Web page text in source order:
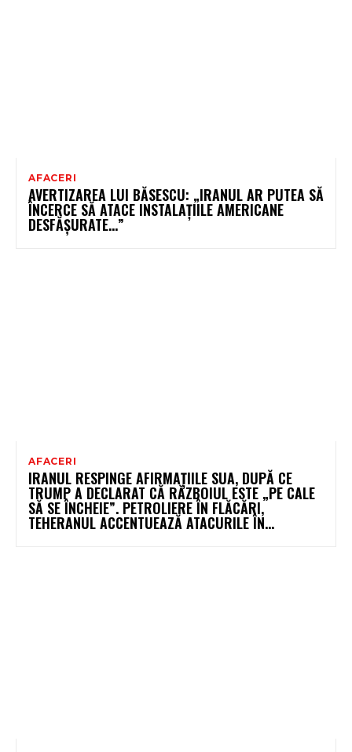
AFACERI
AVERTIZAREA LUI BĂSESCU: „IRANUL AR PUTEA SĂ
ÎNCERCE SĂ ATACE INSTALAȚIILE AMERICANE
DESFĂȘURATE…”
AFACERI
IRANUL RESPINGE AFIRMAȚIILE SUA, DUPĂ CE
TRUMP A DECLARAT CĂ RĂZBOIUL ESTE „PE CALE
SĂ SE ÎNCHEIE”. PETROLIERE ÎN FLĂCĂRI,
TEHERANUL ACCENTUEAZĂ ATACURILE ÎN...